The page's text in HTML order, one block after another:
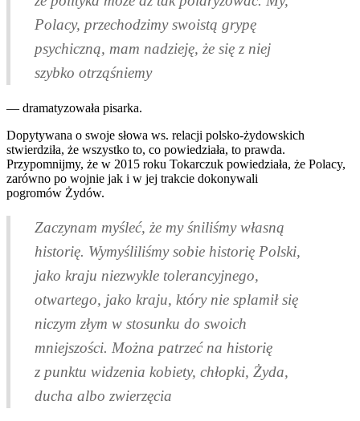
Polacy, przechodzimy swoistą grypę
psychiczną, mam nadzieję, że się z niej
szybko otrząśniemy
— dramatyzowała pisarka.
Dopytywana o swoje słowa ws. relacji polsko-żydowskich
stwierdziła, że wszystko to, co powiedziała, to prawda.
Przypomnijmy, że w 2015 roku Tokarczuk powiedziała, że Polacy,
zarówno po wojnie jak i w jej trakcie dokonywali
pogromów Żydów.
Zaczynam myśleć, że my śniliśmy własną
historię. Wymyśliliśmy sobie historię Polski,
jako kraju niezwykle tolerancyjnego,
otwartego, jako kraju, który nie splamił się
niczym złym w stosunku do swoich
mniejszości. Można patrzeć na historię
z punktu widzenia kobiety, chłopki, Żyda,
ducha albo zwierzęcia